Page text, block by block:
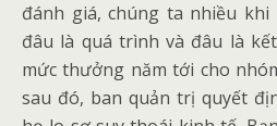
đánh giá, chúng ta nhiều
đâu là quá trình và đâu là
mức thưởng năm tới cho
sau đó, ban quản trị quyết